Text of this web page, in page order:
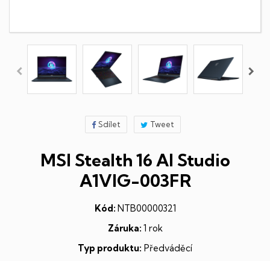
Sdílet Tweet
MSI Stealth 16 AI Studio
A1VIG-003FR
Kód: NTB00000321
Záruka: 1 rok
Typ produktu: Předváděcí